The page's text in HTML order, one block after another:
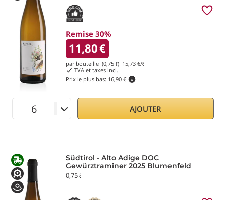
Remise 30%
11,80€
par bouteille (0,75 ℓ) 15,73 €/ℓ
TVA et taxes incl.
Prix le plus bas: 16,90 €
AJOUTER
Südtirol - Alto Adige DOC
Gewürztraminer 2025 Blumenfeld
0,75 ℓ